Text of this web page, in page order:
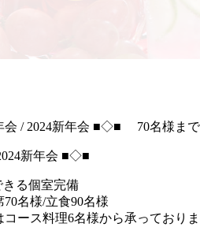
/ 2024新年会 ■◇■ 70名様まで
新年会 ■◇■
る個室完備
70名様/立食90名様
コース料理6名様から承っており